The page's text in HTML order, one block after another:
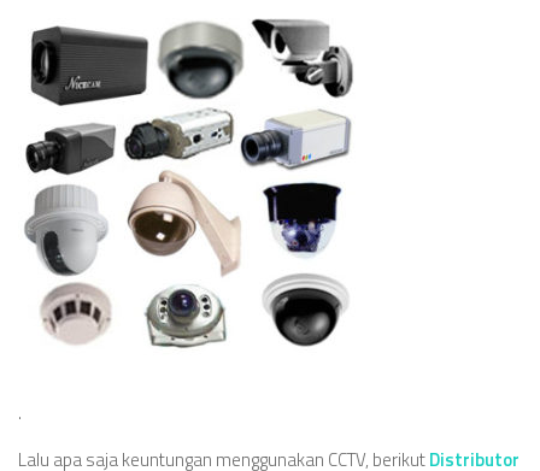
.
Lalu apa saja keuntungan menggunakan CCTV, berikutDistributor